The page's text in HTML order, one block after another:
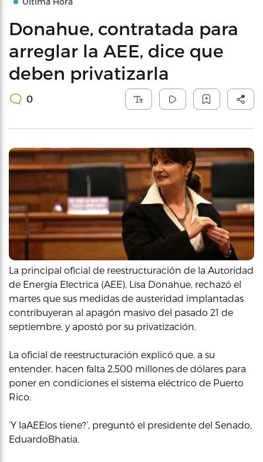
Donahue, contratada para
arreglar la AEE, dice que
deben privatizarla
0
La principal oficial de reestructuración de la Autoridad
de Energía Electrica (AEE), Lisa Donahue, rechazó el
martes que sus medidas de austeridad implantadas
contribuyeran al apagón masivo del pasado 21 de
septiembre, y apostó por su privatización.
La oficial de reestructuración explicó que, a su
entender, hacen falta 2,500 millones de dólares para
poner en condiciones el sistema eléctrico de Puerto
Rico.
‘Y laAEElos tiene?’, preguntó el presidente del Senado,
EduardoBhatia.